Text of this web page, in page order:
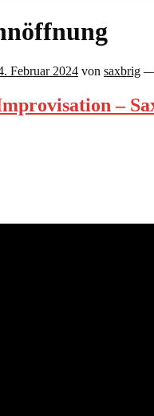
Februar 2024 von saxbrig
–